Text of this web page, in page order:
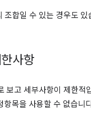
조합일 수 있는 경우도
사항
보고 세부사항이 제한적
항목을 사용할 수 없습니